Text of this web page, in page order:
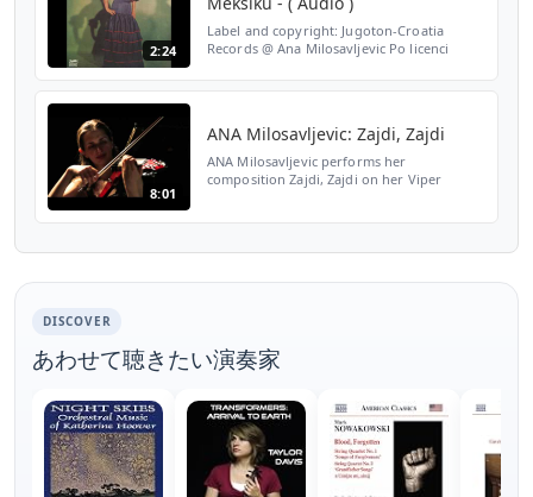
2:24
Label and copyright: Jugoton-Croatia
Records @ Ana Milosavljevic Po licenci
8:01
ANA Milosavljevic: Zajdi, Zajdi
ANA Milosavljevic performs her
composition Zajdi, Zajdi on her Viper
DISCOVER
あわせて聴きたい演奏家